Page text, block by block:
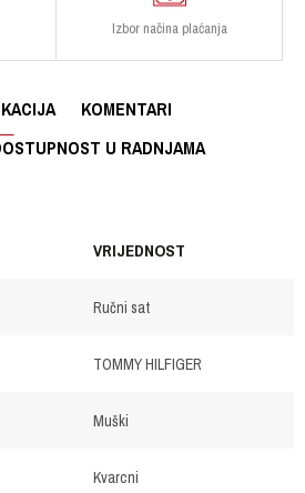
Izbor načina plaćanja
KOMENTARI
U RADNJAMA
VRIJEDNOST
Ručni sat
TOMMY HILFIGER
Muški
Kvarcni